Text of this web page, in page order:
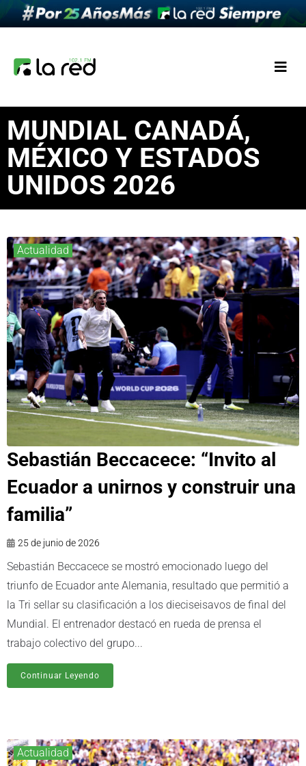
MUNDIAL CANADÁ,
MÉXICO Y ESTADOS
UNIDOS 2026
Actualidad
Sebastián Beccacece: “Invito al
Ecuador a unirnos y construir una
familia”
25 de junio de 2026
Sebastián Beccacece se mostró emocionado luego del
triunfo de Ecuador ante Alemania, resultado que permitió a
la Tri sellar su clasificación a los dieciseisavos de final del
Mundial. El entrenador destacó en rueda de prensa el
trabajo colectivo del grupo...
Continuar Leyendo
Actualidad